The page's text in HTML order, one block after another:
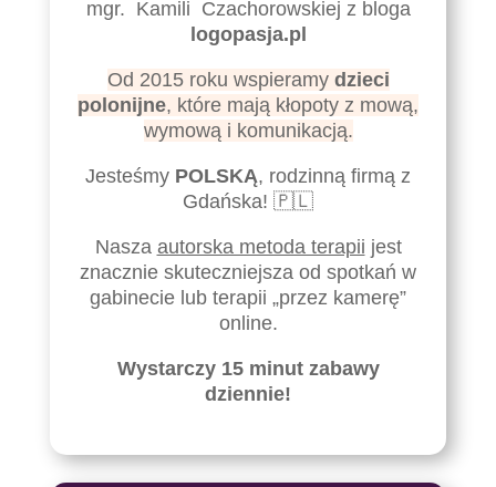
mgr. Kamili Czachorowskiej z bloga
logopasja.pl
Od 2015 roku wspieramy dzieci
polonijne, które mają kłopoty z mową,
wymową i komunikacją.
Jesteśmy POLSKĄ, rodzinną firmą z
Gdańska! 🇵🇱
Nasza autorska metoda terapii jest
znacznie skuteczniejsza od spotkań w
gabinecie lub terapii „przez kamerę”
online.
Wystarczy 15 minut zabawy
dziennie!